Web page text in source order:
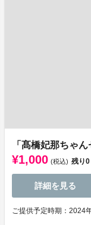
「髙橋妃那ちゃ
¥1,000 (税込) 残り0
詳細を見る
ご提供予定時期：2024